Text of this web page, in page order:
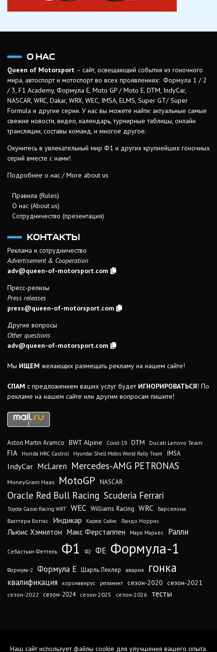
О НАС
Queen of Motorsport – сайт, освещающий события из гоночного
мира, автоспорт и мотоспорт во всех проявлениях: Формула 1 / 2
/ 3, F1 Academy, Формула Е, Moto GP / Moto E, DTM, IndyCar,
NASCAR, WRC, Dakar, WRX, WEC, IMSA, ELMS, Super GT/ Super
Formula и другие серии. У нас вы можете найти: актуальные самые
свежие новости, видео, календарь, турнирные таблицы, онлайн
трансляции, составы команд, и многое другое.
Окунитесь в увлекательный мир Ф1 и других крупнейших гоночных
серий вместе с нами!
Подробнее о нас / More about us
Правила (Rules)
О нас (About us)
Сотрудничество (презентация)
КОНТАКТЫ
Реклама и сотрудничество
Advertisement & Cooperation
adv@queen-of-motorsport.com
Пресс-релизы
Press releases
press@queen-of-motorsport.com
Другие вопросы
Other questions
adv@queen-of-motorsport.com
Мы ИЩЕМ желающих размещать рекламу на нашем сайте!
СПАМ с предложением ваших услуг будет ИГНОРИРОВАТЬСЯ! По
рекламе на нашем сайте или другим вопросам пишите!
Aston Martin Aramco BWT Alpine Covid-19 DTM Ducati Lenovo Team
FIA Honda HRC Castrol Hyundai Shell Mobis World Rally Team IMSA
IndyCar McLaren Mercedes-AMG PETRONAS
MoneyGram Haas MotoGP NASCAR
Oracle Red Bull Racing Scuderia Ferrari
Toyota Gazoo Racing WRT WEC Williams Racing WRC
Барселона
Валттери Боттас
Индикар Карлос Сайнс Ландо Норрис
Льюис Хэмилтон Макс Ферстаппен Марк Маркес Ралли
Себастьян Феттель Ф1 Ф2 ФЕ Формула-1
Формула-2 Формула Е Шарль Леклер авария гонка
квалификация коронавирус регламент сезон-2020 сезон-2021
сезон-2022 сезон-2024 сезон-2025 сезон-2026 тесты
Наш сайт использует файлы cookie для улучшения вашего опыта.